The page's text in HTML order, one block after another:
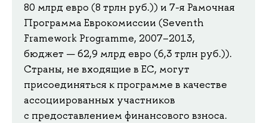
80 млрд евро (8 трлн руб.)) и 7-я Рамочная
Программа Еврокомиссии (Seventh
Framework Programme, 2007–2013,
бюджет — 62,9 млрд евро (6,3 трлн руб.)).
Страны, не входящие в ЕС, могут
присоединяться к программе в качестве
ассоциированных участников
с предоставлением финансового взноса.